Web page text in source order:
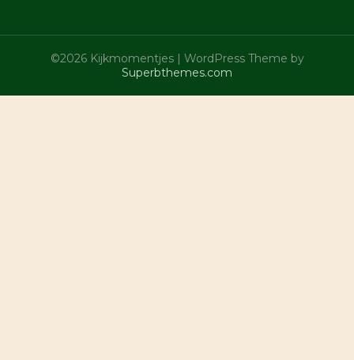
©2026 Kijkmomentjes | WordPress Theme by
Superbthemes.com